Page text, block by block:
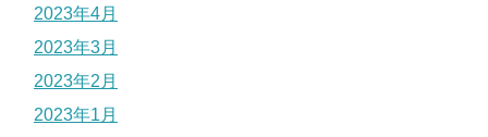
2023年4月
2023年3月
2023年2月
2023年1月